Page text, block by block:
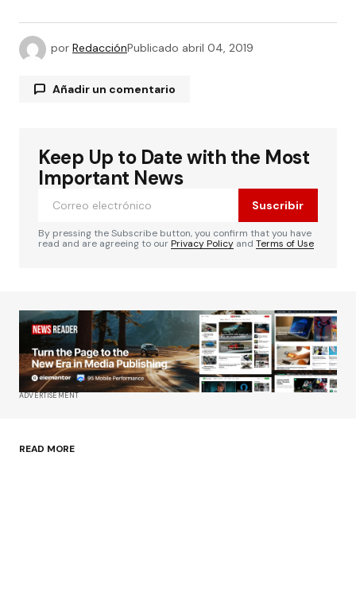
por RedacciónPublicado abril 04, 2019
Añadir un comentario
Tu dirección de correo electrónico no será
publicada.Los campos obligatorios están
marcados con*
Comentario*
Su nombre*
Tu correo electrónico*
haga un comentario.
Keep Up to Date with the Most
Important News
Suscribir
By pressing the Subscribe button, you confirm that you have
read and are agreeing to ourPrivacy Policy and Terms of Use
ADVERTISEMENT
READ MORE